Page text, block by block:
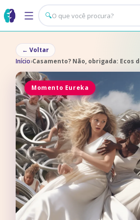
🔍
← Voltar
Início›Casamento? Não, obrigada: Ecos
Momento Eureka